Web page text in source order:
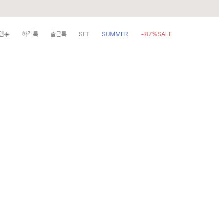
☀️ 하객룩 출근룩 SET SUMMER ~87%SALE